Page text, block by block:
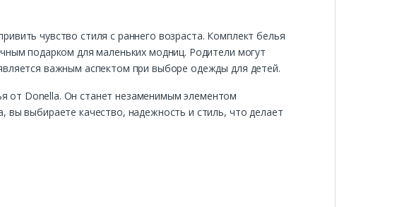
чувство стиля с раннего возраста. Комплект белья
подарком для маленьких модниц. Родители могут
важным аспектом при выборе одежды для детей.
от Donella. Он станет незаменимым элементом
выбираете качество, надежность и стиль, что делает